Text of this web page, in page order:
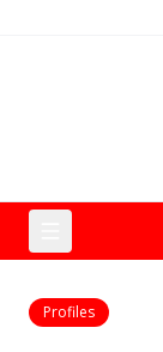
Profiles